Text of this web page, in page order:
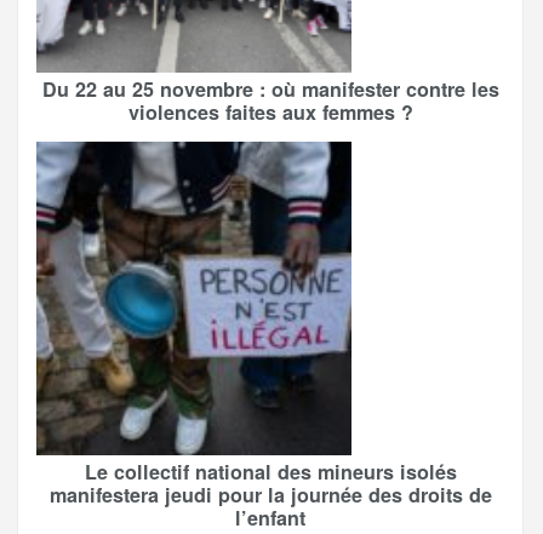
Du 22 au 25 novembre : où manifester contre les
violences faites aux femmes ?
Le collectif national des mineurs isolés
manifestera jeudi pour la journée des droits de
l’enfant